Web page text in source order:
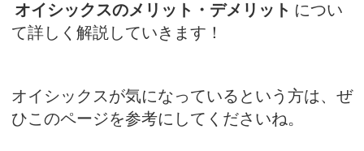
オイシックスのメリット・デメリット につい
て詳しく解説していきます！
オイシックスが気になっているという方は、ぜ
ひこのページを参考にしてくださいね。